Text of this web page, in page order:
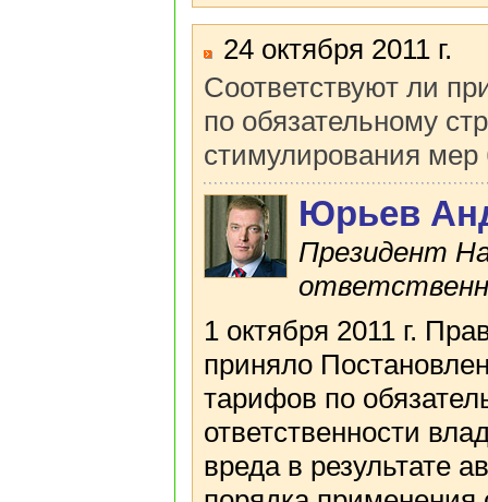
24 октября 2011 г.
Соответствуют ли
по обязательному
стимулирования мер
Юрьев
Президент
1 октября 2011 г.
приняло
тарифов по
ответственности
вреда в результате